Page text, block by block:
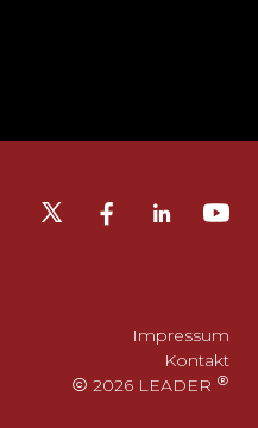
Impressum
Kontakt
2026 LEADER